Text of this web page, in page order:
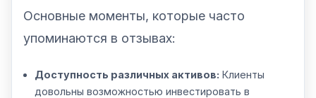
Основные моменты, которые часто
упоминаются в отзывах:
Доступность различных активов: Клиенты
довольны возможностью инвестировать в